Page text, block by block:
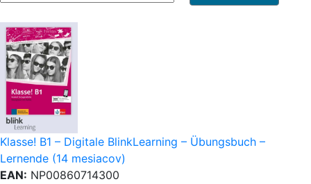
Klasse! B1 – Digitale BlinkLearning – Übungsbuch –
Lernende (14 mesiacov)
EAN: NP00860714300